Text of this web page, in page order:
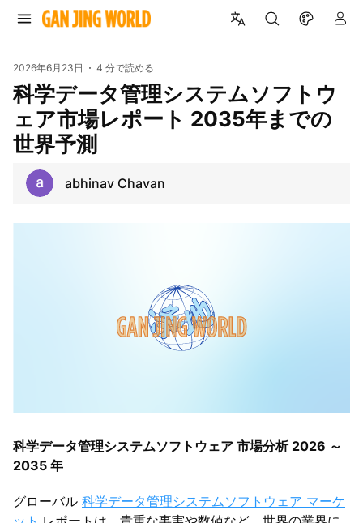
2026年6月23日 4 分で読める
科学データ管理システムソフトウ
ェア市場レポート 2035年までの
世界予測
abhinav Chavan
科学データ管理システムソフトウェア 市場分析 2026 ～
2035 年
グローバル 科学データ管理システムソフトウェア マーケ